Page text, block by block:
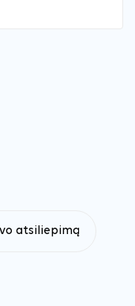
atsiliepimą